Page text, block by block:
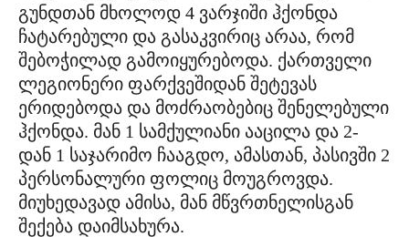
გუნდთან მხოლოდ 4 ვარჯიში ჰქონდა
ჩატარებული და გასაკვირიც არაა, რომ
შებოჭილად გამოიყურებოდა. ქართველი
ლეგიონერი ფარქვეშიდან შეტევას
ერიდებოდა და მოძრაობებიც შენელებული
ჰქონდა. მან 1 სამქულიანი ააცილა და 2-
დან 1 საჯარიმო ჩააგდო, ამასთან, პასივში 2
პერსონალური ფოლიც მოუგროვდა.
მიუხედავად ამისა, მან მწვრთნელისგან
შექება დაიმსახურა.